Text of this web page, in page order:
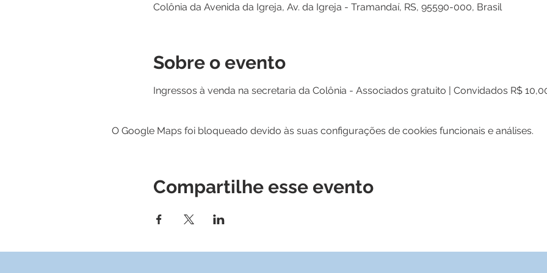
Colônia da Avenida da Igreja, Av. da Igreja - Tramandaí, RS, 95590-000, Brasil
Sobre o evento
Ingressos à venda na secretaria da Colônia - Associados gratuito | Convidados R$
O Google Maps foi bloqueado devido às suas configurações de cookies funcionais e análises.
Compartilhe esse evento